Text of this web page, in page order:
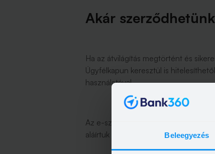
Beleegyezés
Akár
Ha az átvilágítás megtörtént és
Ügyfélkapun keresztül is
használatával.
Az e-személyi pedig - ha kértük -
aláírtuk volna.